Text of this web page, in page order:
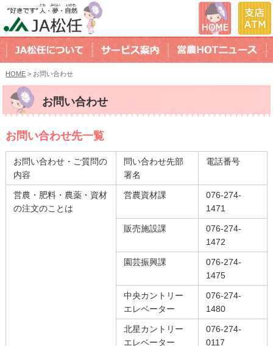
HOME > お問い合わせ
お問い合わせ
お問い合わせ先一覧
お問い合わせ・ご質問の
内容
問い合わせ先部
署名
電話番号
営農・肥料・農薬・資材
の注文のことは
営農資材課
076-274-
1471
販売施設課
076-274-
1472
園芸振興課
076-274-
1475
中央カントリー
エレベーター
076-274-
1480
北星カントリー
エレベーター
076-274-
0117